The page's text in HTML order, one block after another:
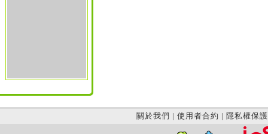
關於我們 | 使用者合約 | 隱私權保護